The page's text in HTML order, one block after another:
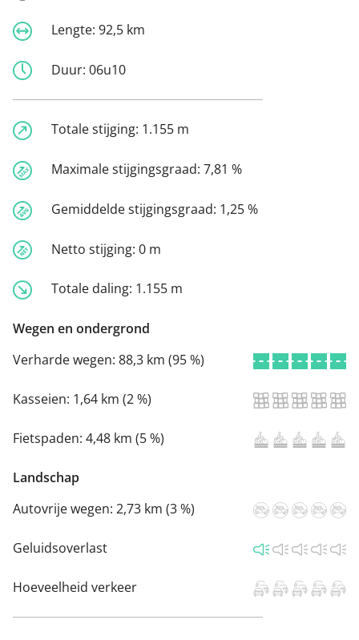
Lengte: 92,5 km
Duur: 06u10
Totale stijging: 1.155 m
Maximale stijgingsgraad: 7,81 %
Gemiddelde stijgingsgraad: 1,25 %
Netto stijging: 0 m
Totale daling: 1.155 m
Wegen en ondergrond
Verharde wegen: 88,3 km (95 %)
Kasseien: 1,64 km (2 %)
Fietspaden: 4,48 km (5 %)
Landschap
Autovrije wegen: 2,73 km (3 %)
Geluidsoverlast
Hoeveelheid verkeer